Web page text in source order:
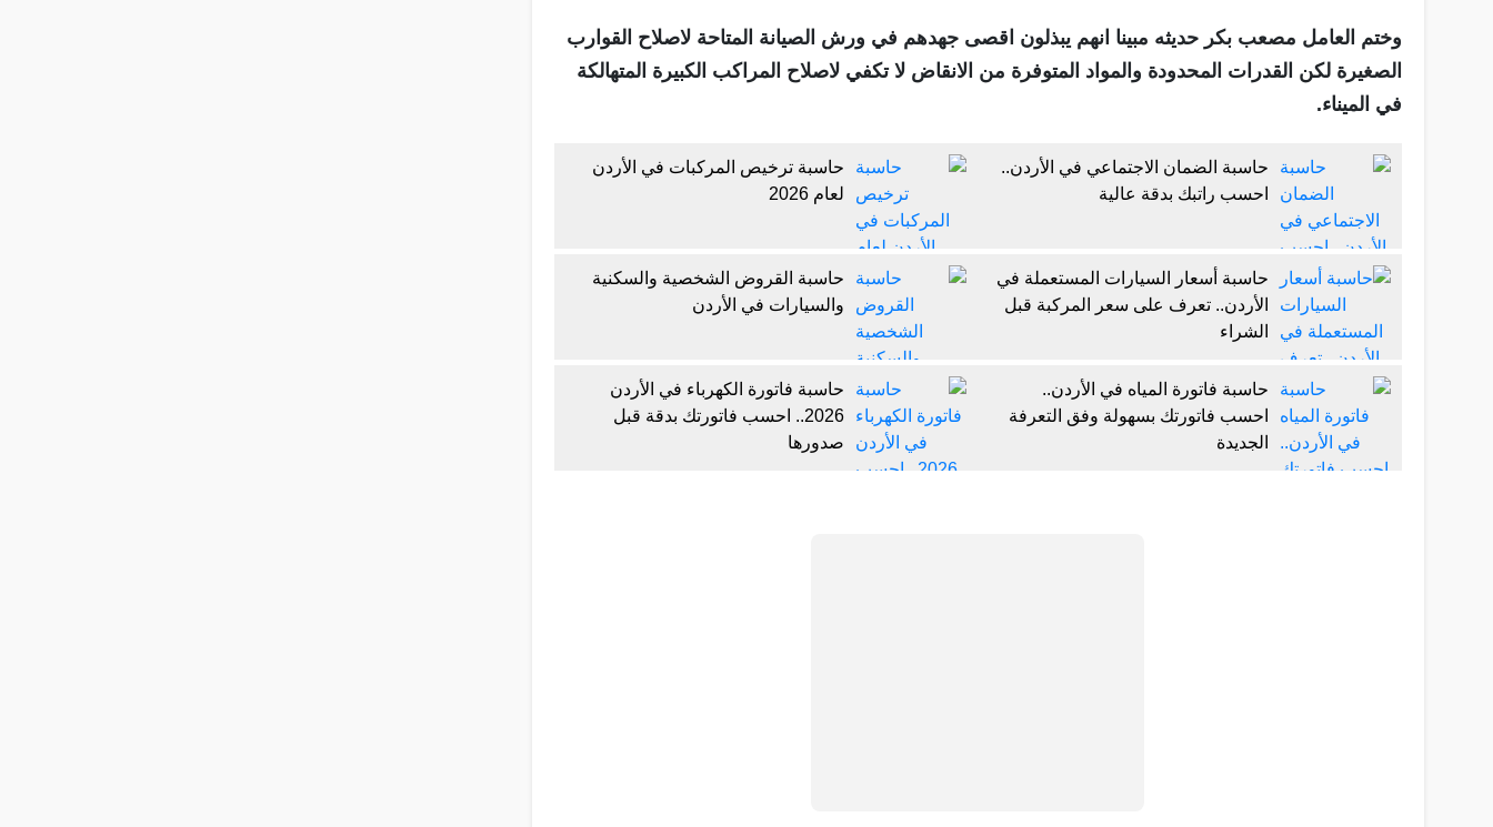
وختم العامل مصعب بكر حديثه مبينا انهم يبذلون اقصى جهدهم في ورش الصيانة المتاحة لاصلاح القوارب
الصغيرة لكن القدرات المحدودة والمواد المتوفرة من الانقاض لا تكفي لاصلاح المراكب الكبيرة المتهالكة
في الميناء.
حاسبة الضمان الاجتماعي في الأردن..
احسب راتبك بدقة عالية
حاسبة ترخيص المركبات في الأردن
لعام 2026
حاسبة أسعار السيارات المستعملة في
الأردن.. تعرف على سعر المركبة قبل
الشراء
حاسبة القروض الشخصية والسكنية
والسيارات في الأردن
حاسبة فاتورة المياه في الأردن..
احسب فاتورتك بسهولة وفق التعرفة
الجديدة
حاسبة فاتورة الكهرباء في الأردن
2026.. احسب فاتورتك بدقة قبل
صدورها